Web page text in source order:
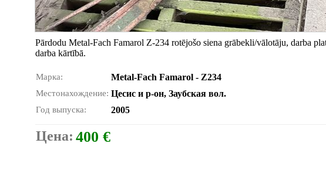
Pārdodu Metal-Fach Famarol Z-234 rotējošo siena grābekli/vālotāju, darba
darba kārtībā.
Марка: Metal-Fach Famarol - Z234
Местонахождение: Цесис и р-он, Заубская вол.
Год выпуска: 2005
Цена: 400 €